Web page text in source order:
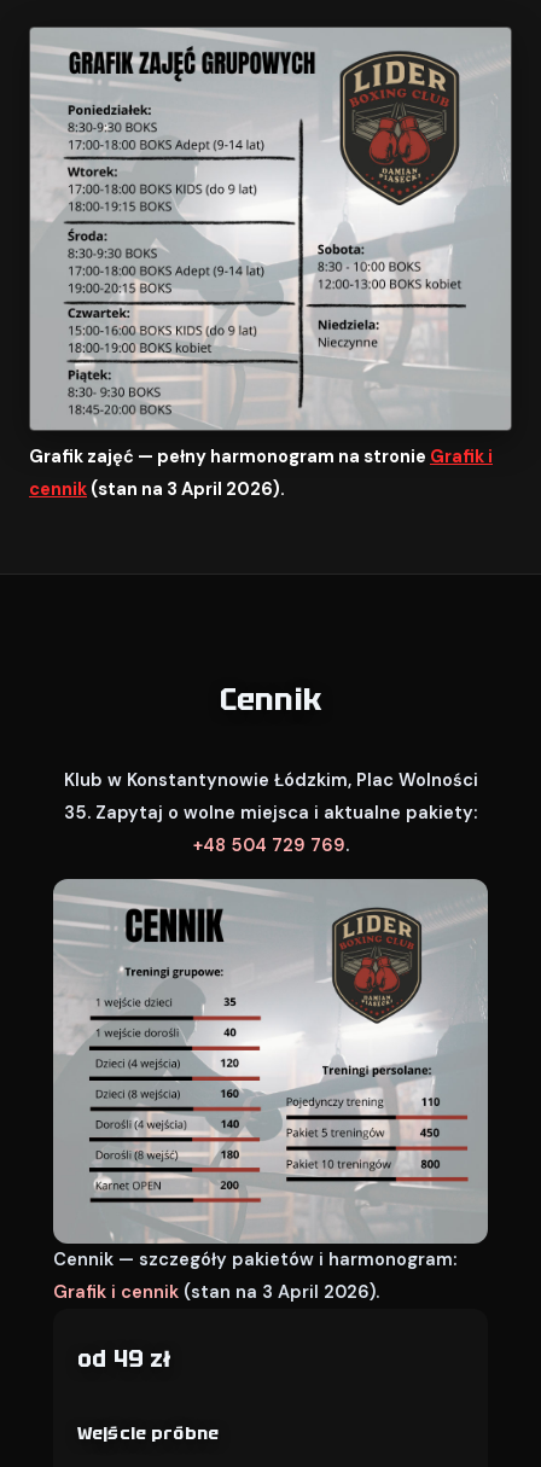
Grafik zajęć — pełny harmonogram na stronie Grafik i
cennik (stan na 3 April 2026).
Cennik
Klub w Konstantynowie Łódzkim, Plac Wolności
35. Zapytaj o wolne miejsca i aktualne pakiety:
+48 504 729 769.
Cennik — szczegóły pakietów i harmonogram:
Grafik i cennik (stan na 3 April 2026).
od 49 zł
Wejście próbne